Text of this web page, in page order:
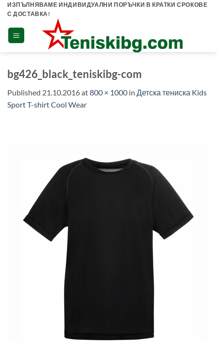
Skip
content
ИЗПЪЛНЯВАМЕ ИНДИВИДУАЛНИ ПОРЪЧКИ В КРАТКИ СРОКОВЕ
С ДОСТАВКА!
bg426_black_teniskibg-com
Published 21.10.2016at800 × 1000 in Детска тениска Kids
Sport T-shirt Cool Wear